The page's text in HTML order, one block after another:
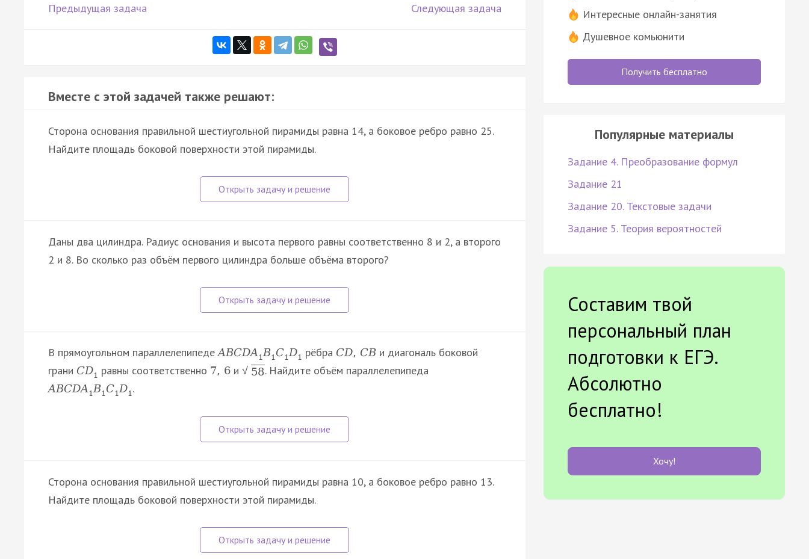
Предыдущая задача Следующая задача
Вместе с этой задачей также решают:
Сторона основания правильной шестиугольной пирамиды равна 14, а боковое ребро равно 25.
Найдите площадь боковой поверхности этой пирамиды.
Даны два цилиндра. Радиус основания и высота первого равны соответственно 8 и 2, а второго
2 и 8. Во сколько раз объём первого цилиндра больше объёма второго?
В прямоугольном параллелепипедеABCDA 1B1C1D1 рёбра CD, CBи диагональ боковой
грани CD1 равны соответственно 7, 6и √ 58. Найдите объём параллелепипеда
ABCDA1B1C1D1.
Сторона основания правильной шестиугольной пирамиды равна 10, а боковое ребро равно 13.
Найдите площадь боковой поверхности этой пирамиды.
Интересные онлайн-занятия
Душевное комьюнити
Получить бесплатно
Популярные материалы
Задание 4. Преобразование формул
Задание 21
Задание 20. Текстовые задачи
Задание 5. Теория вероятностей
Составим твой
персональный план
подготовки к ЕГЭ.
Абсолютно
бесплатно!
Хочу!